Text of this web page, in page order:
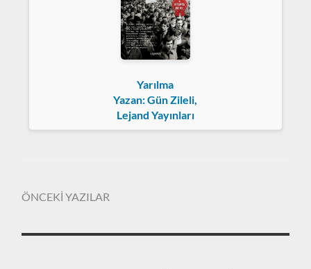
Yarılma
Yazan: Gün Zileli,
Lejand Yayınları
ÖNCEKİ YAZILAR